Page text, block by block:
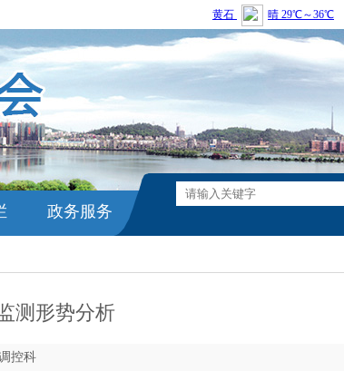
政务服务
测形势分析
控科